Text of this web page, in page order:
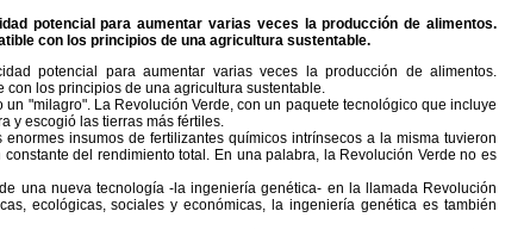
potencial para aumentar varias veces la producción de alimentos.
con los principios de una agricultura sustentable.
potencial para aumentar varias veces la producción de alimentos.
los principios de una agricultura sustentable.
"milagro". La Revolución Verde, con un paquete tecnológico que incluye
y escogió las tierras más fértiles.
insumos de fertilizantes químicos intrínsecos a la misma tuvieron
del rendimiento total. En una palabra, la Revolución Verde no es
una nueva tecnología -la ingeniería genética- en la llamada Revolución
ecológicas, sociales y económicas, la ingeniería genética es también